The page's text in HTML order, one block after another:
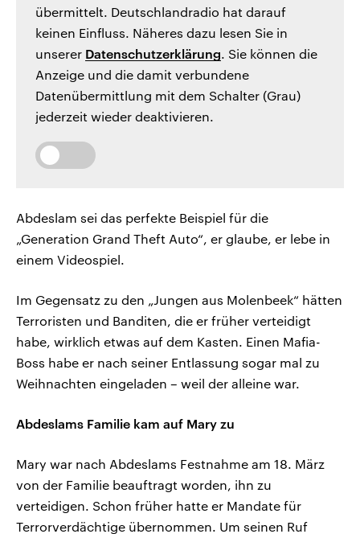
übermittelt. Deutschlandradio hat darauf
keinen Einfluss. Näheres dazu lesen Sie in
unserer Datenschutzerklärung. Sie können die
Anzeige und die damit verbundene
Datenübermittlung mit dem Schalter (Grau)
jederzeit wieder deaktivieren.
Abdeslam sei das perfekte Beispiel für die
„Generation Grand Theft Auto“, er glaube, er lebe in
einem Videospiel.
Im Gegensatz zu den „Jungen aus Molenbeek“ hätten
Terroristen und Banditen, die er früher verteidigt
habe, wirklich etwas auf dem Kasten. Einen Mafia-
Boss habe er nach seiner Entlassung sogar mal zu
Weihnachten eingeladen – weil der alleine war.
Abdeslams Familie kam auf Mary zu
Mary war nach Abdeslams Festnahme am 18. März
von der Familie beauftragt worden, ihn zu
verteidigen. Schon früher hatte er Mandate für
Terrorverdächtige übernommen. Um seinen Ruf